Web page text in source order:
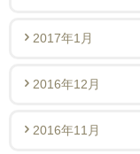
2017年1月
2016年12月
2016年11月